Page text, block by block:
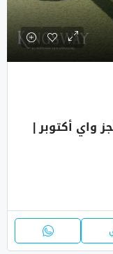
واي أكتوبر |